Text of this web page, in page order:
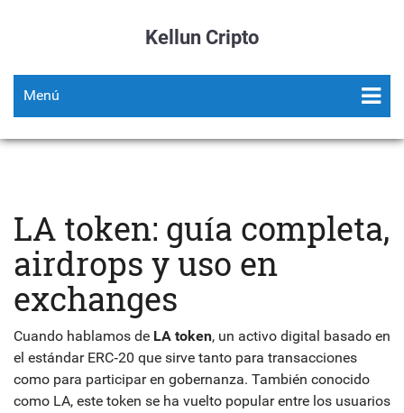
Kellun Cripto
Menú
LA token: guía completa,
airdrops y uso en
exchanges
Cuando hablamos de LA token, un activo digital basado en
el estándar ERC‑20 que sirve tanto para transacciones
como para participar en gobernanza. También conocido
como LA, este token se ha vuelto popular entre los usuarios